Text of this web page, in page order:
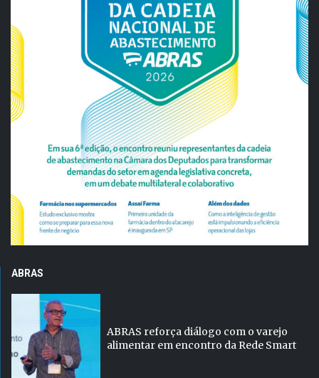
ABRAS
ABRAS reforça diálogo com o varejo
alimentar em encontro da Rede Smart